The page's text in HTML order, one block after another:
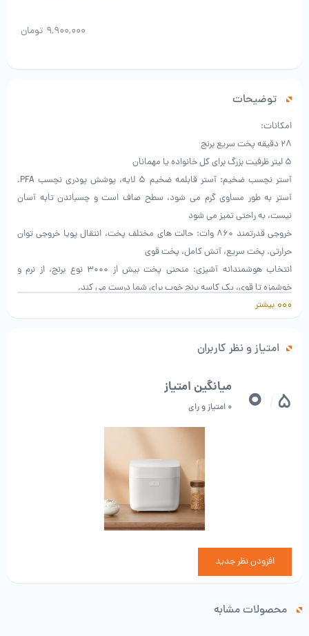
۹,۹۰۰,۰۰۰ تومان
توضیحات
امکانات:
28 دقیقه پخت سریع برنج
5 لیتر ظرفیت بزرگ برای کل خانواده یا مهمانان
آستر نچسب ضخیم: آستر قابلمه ضخیم 5 لایه، پوشش پودری نچسب PFA.
آستر به طور مساوی گرم می شود، سطح صاف است و چسباندن تابه آسان
نیست، به راحتی تمیز می شود
خروجی قدرتمند 860 وات: حالت های مختلف پخت، انتقال پویا خروجی توان
حرارتی. پخت سریع، آتش کامل، پخت قوی
انتخاب هوشمندانه آشپزی: منحنی پخت بیش از 3000 نوع برنج، از نرم و
خوشمزه تا قوی، یک کاسه برنج خوب برای شما درست می کند.
مشخصات
نام: پلوپز برقی سریع پخت هوشمند Mijia 5L
مدل: MFB06M
روش گرمایش: گرمایش الکتریکی
مواد داخلی قابلمه: آلیاژ آلومینیوم
درجه بهره وری انرژی: سطح 2
ابعاد و وزن
وزن محصول: 5000 کیلوگرم
اندازه محصول (L x W x H): 27.00 x 33.00 x 25.30 سانتی متر
بیشتر
امتیاز و نظر کاربران
5
0 میانگین امتیاز
0 امتیاز و رای
افزودن نظر جدید
محصولات مشابه